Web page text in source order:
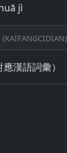
jì
應漢語詞彙）